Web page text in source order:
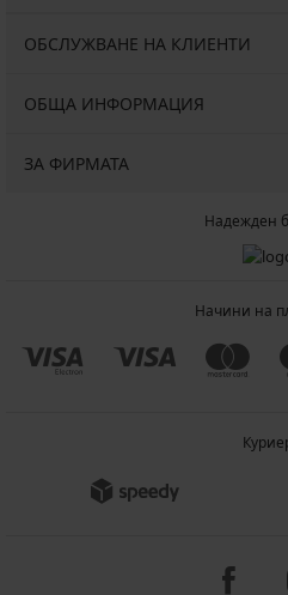
ОБСЛУЖВАНЕ НА КЛИЕНТИ
ОБЩА ИНФОРМАЦИЯ
ЗА ФИРМАТА
Надежден
Начини на